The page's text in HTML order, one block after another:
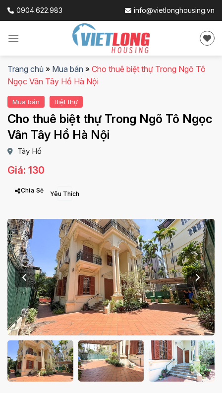
Skip
0904.622.983 info@vietlonghousing.vn
Trang chủ » Mua bán » Cho thuê biệt thự Trong Ngõ Tô
Ngọc Vân Tây Hồ Hà Nội
Mua bán Biệt thự
Cho thuê biệt thự Trong Ngõ Tô Ngọc
Vân Tây Hồ Hà Nội
Tây Hồ
Giá: 130
Chia Sẻ